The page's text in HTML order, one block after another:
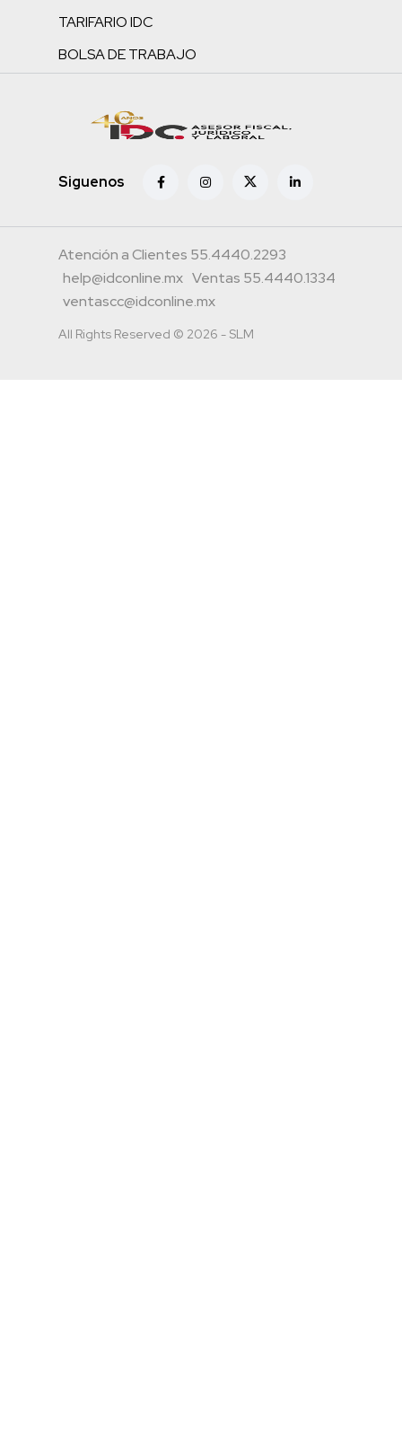
TARIFARIO IDC
BOLSA DE TRABAJO
Siguenos
Atención a Clientes 55.4440.2293
help@idconline.mx Ventas 55.4440.1334
ventascc@idconline.mx
All Rights Reserved © 2026 - SLM